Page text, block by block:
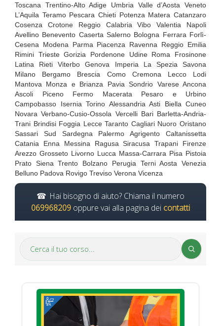
Toscana Trentino-Alto Adige Umbria Valle d’Aosta Veneto
L’Aquila Teramo Pescara Chieti Potenza Matera Catanzaro
Cosenza Crotone Reggio Calabria Vibo Valentia Napoli
Avellino Benevento Caserta Salerno Bologna Ferrara Forlì-
Cesena Modena Parma Piacenza Ravenna Reggio Emilia
Rimini Trieste Gorizia Pordenone Udine Roma Frosinone
Latina Rieti Viterbo Genova Imperia La Spezia Savona
Milano Bergamo Brescia Como Cremona Lecco Lodi
Mantova Monza e Brianza Pavia Sondrio Varese Ancona
Ascoli Piceno Fermo Macerata Pesaro e Urbino
Campobasso Isernia Torino Alessandria Asti Biella Cuneo
Novara Verbano-Cusio-Ossola Vercelli Bari Barletta-Andria-
Trani Brindisi Foggia Lecce Taranto Cagliari Nuoro Oristano
Sassari Sud Sardegna Palermo Agrigento Caltanissetta
Catania Enna Messina Ragusa Siracusa Trapani Firenze
Arezzo Grosseto Livorno Lucca Massa-Carrara Pisa Pistoia
Prato Siena Trento Bolzano Perugia Terni Aosta Venezia
Belluno Padova Rovigo Treviso Verona Vicenza
Hai bisogno di aiuto? Chiama il numero
069968209 oppure vai alla pagina dei contatti